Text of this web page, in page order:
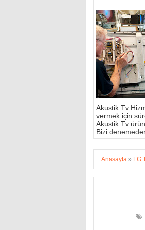
Akustik Tv
vermek için
Akustik Tv
Bizi
Anasayfa » LG